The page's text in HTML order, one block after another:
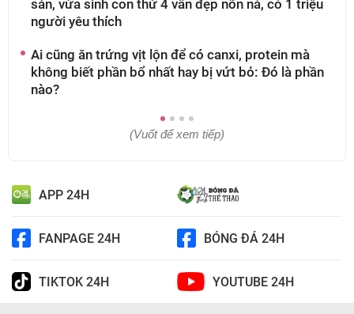
sản, vừa sinh con thứ 4 vẫn đẹp nõn nà, có 1 triệu
người yêu thích
Ai cũng ăn trứng vịt lộn để có canxi, protein mà
không biết phần bổ nhất hay bị vứt bỏ: Đó là phần
nào?
(Vuốt để xem tiếp)
APP 24H
FANPAGE 24H BÓNG ĐÁ 24H
TIKTOK 24H YOUTUBE 24H